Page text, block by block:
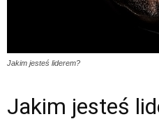
Jakim jesteś liderem?
Jakim jesteś